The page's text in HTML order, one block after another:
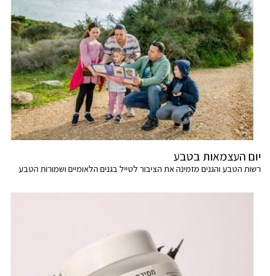
יום העצמאות בטבע
רשות הטבע והגנים מזמינה את הציבור לטייל בגנים הלאומיים ושמורות הטבע